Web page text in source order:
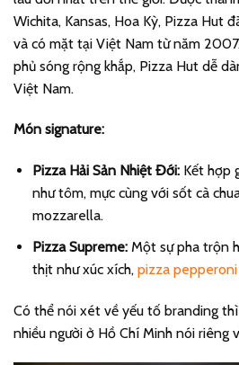
Wichita, Kansas, Hoa Kỳ, Pizza Hut
và có mặt tại Việt Nam từ năm
phủ sóng rộng khắp, Pizza Hut dễ
Việt Nam.
Món signature:
Pizza Hải Sản Nhiệt Đới:Kết hợp
như tôm, mực cùng với sốt cà
mozzarella.
Pizza Supreme:Một sự pha trộn
thịt như xúc xích, pizza pepperoni
Có thể nói xét về yếu tố branding
nhiều người ở Hồ Chí Minh nói riêng